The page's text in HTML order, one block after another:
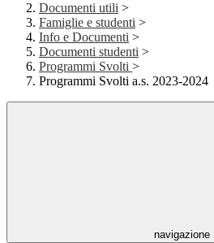
Documenti utili >
Famiglie e studenti >
Info e Documenti >
Documenti studenti >
Programmi Svolti >
Programmi Svolti a.s. 2023-2024
navigazione